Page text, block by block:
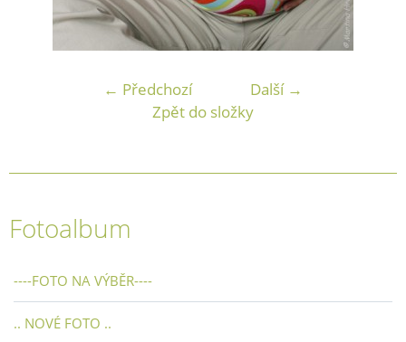
← Předchozí
Další →
Zpět do složky
Fotoalbum
----FOTO NA VÝBĚR----
.. NOVÉ FOTO ..